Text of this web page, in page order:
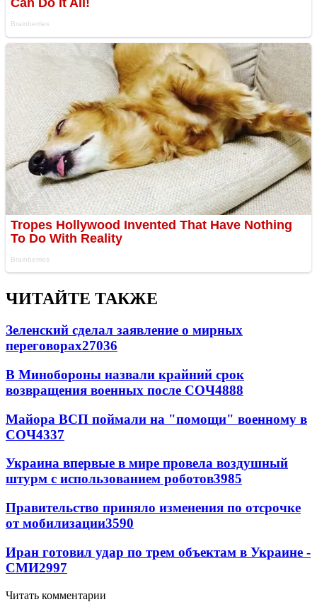
ЧИТАЙТЕ ТАКЖЕ
Зеленский сделал заявление о мирных
переговорах27036
В Минобороны назвали крайний срок
возвращения военных после СОЧ4888
Майора ВСП поймали на "помощи" военному в
СОЧ4337
Украина впервые в мире провела воздушный
штурм с использованием роботов3985
Правительство приняло изменения по отсрочке
от мобилизации3590
Иран готовил удар по трем объектам в Украине -
СМИ2997
Читать комментарии